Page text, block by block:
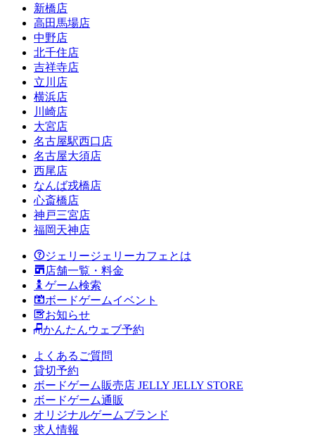
新橋店
高田馬場店
中野店
北千住店
吉祥寺店
立川店
横浜店
川崎店
大宮店
名古屋駅西口店
名古屋大須店
西尾店
なんば戎橋店
心斎橋店
神戸三宮店
福岡天神店
ジェリージェリーカフェとは
店舗一覧・料金
ゲーム検索
ボードゲームイベント
お知らせ
かんたんウェブ予約
よくあるご質問
貸切予約
ボードゲーム販売店 JELLY JELLY STORE
ボードゲーム通販
オリジナルゲームブランド
求人情報